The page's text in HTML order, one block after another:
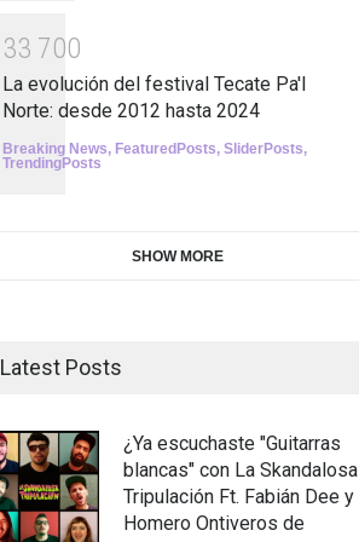
33 700
La evolución del festival Tecate Pa'l
Norte: desde 2012 hasta 2024
Breaking News, FeaturedPosts, SliderPosts,
TrendingPosts
SHOW MORE
Latest Posts
¿Ya escuchaste "Guitarras
blancas" con La Skandalosa
Tripulación Ft. Fabián Dee y
Homero Ontiveros de